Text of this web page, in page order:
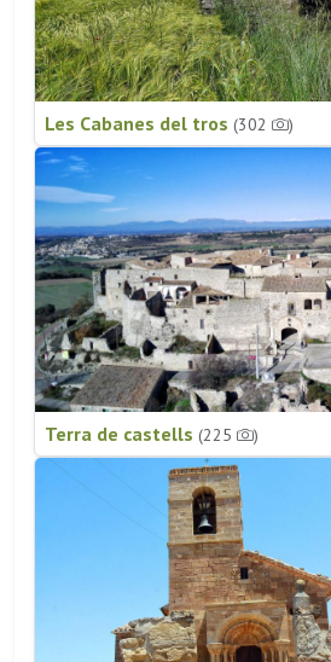
Les Cabanes del tros (302 )
Terra de castells (225 )